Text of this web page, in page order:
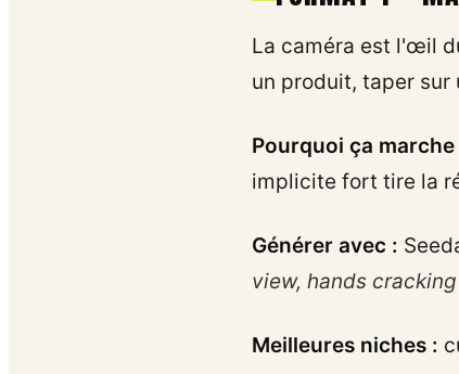
La caméra est l'œil
un produit, taper sur
Pourquoi ça marche
implicite fort tire la
Générer avec :
view, hands
Meilleures niches :